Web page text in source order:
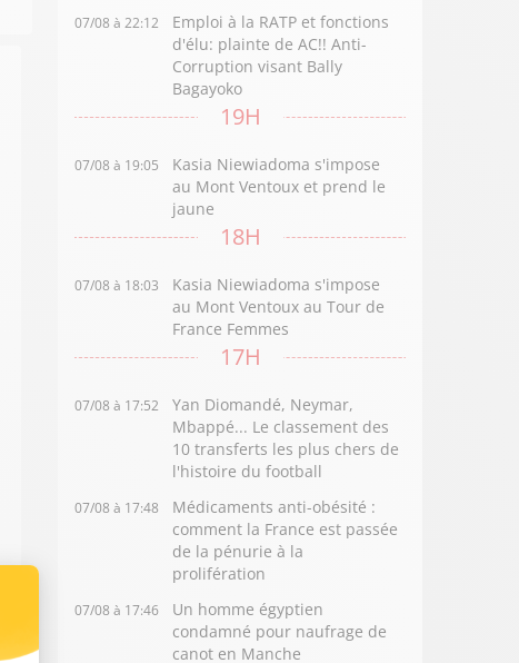
07/08 à 22:12
Emploi à la RATP et fonctions
d'élu: plainte de AC!! Anti-
Corruption visant Bally
Bagayoko
19H
07/08 à 19:05
Kasia Niewiadoma s'impose
au Mont Ventoux et prend le
jaune
18H
07/08 à 18:03
Kasia Niewiadoma s'impose
au Mont Ventoux au Tour de
France Femmes
17H
07/08 à 17:52
Yan Diomandé, Neymar,
Mbappé... Le classement des
10 transferts les plus chers de
l'histoire du football
07/08 à 17:48
Médicaments anti-obésité :
comment la France est passée
de la pénurie à la
prolifération
07/08 à 17:46
Un homme égyptien
condamné pour naufrage de
canot en Manche